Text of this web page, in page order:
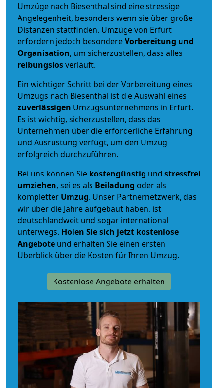
Umzüge nach Biesenthal sind eine stressige
Angelegenheit, besonders wenn sie über große
Distanzen stattfinden. Umzüge von Erfurt
erfordern jedoch besondereVorbereitung und
Organisation, um sicherzustellen, dass alles
reibungslosverläuft.
Ein wichtiger Schritt bei der Vorbereitung eines
Umzugs nach Biesenthal ist die Auswahl eines
zuverlässigen Umzugsunternehmens in Erfurt.
Es ist wichtig, sicherzustellen, dass das
Unternehmen über die erforderliche Erfahrung
und Ausrüstung verfügt, um den Umzug
erfolgreich durchzuführen.
Bei uns können Sie kostengünstig und stressfrei
umziehen, sei es als Beiladung oder als
kompletter Umzug. Unser Partnernetzwerk, das
wir über die Jahre aufgebaut haben, ist
deutschlandweit und sogar international
unterwegs. Holen Sie sich jetzt kostenlose
Angebote und erhalten Sie einen ersten
Überblick über die Kosten für Ihren Umzug.
Kostenlose Angebote erhalten